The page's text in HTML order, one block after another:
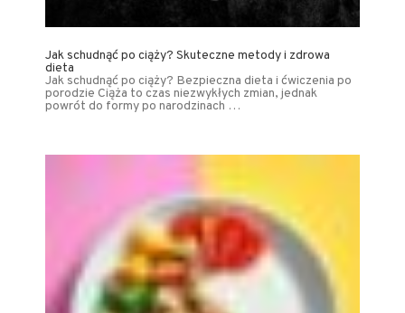
Jak schudnąć po ciąży? Skuteczne metody i zdrowa
dieta
Jak schudnąć po ciąży? Bezpieczna dieta i ćwiczenia po
porodzie Ciąża to czas niezwykłych zmian, jednak
powrót do formy po narodzinach …